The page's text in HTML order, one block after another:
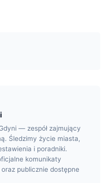
— zespół zajmujący
Śledzimy życie miasta,
i poradniki.
komunikaty
publicznie dostępne